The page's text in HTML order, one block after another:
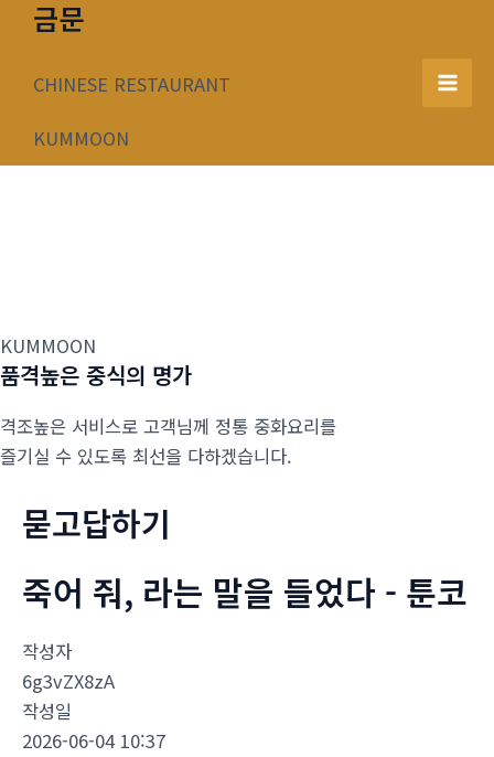
너
금문
CHINESE RESTAURANT
KUMMOON
Main
KUMMOON
품격높은 중식의 명가
격조높은 서비스로 고객님께 정통 중화요리를
즐기실 수 있도록 최선을 다하겠습니다.
묻고답하기
죽어 줘, 라는 말을 들었다 - 툰코
작성자
6g3vZX8zA
작성일
2026-06-04 10:37